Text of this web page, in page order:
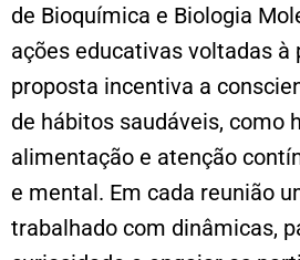
de Bioquímica e Biologia
ações educativas voltadas à
proposta incentiva a
de hábitos saudáveis, como
alimentação e atenção
e mental. Em cada reunião
trabalhado com dinâmicas,